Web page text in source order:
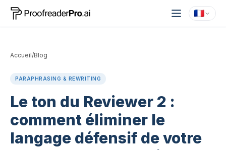
Accueil/Blog
PARAPHRASING & REWRITING
Le ton du Reviewer 2 :
comment éliminer le
langage défensif de votre